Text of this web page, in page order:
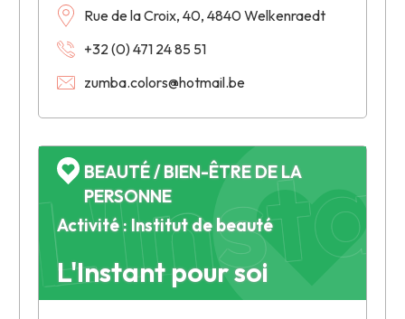
Rue de la Croix, 40, 4840 Welkenraedt
+32 (0) 471 24 85 51
zumba.colors@hotmail.be
L'Instant pour soi
BEAUTÉ / BIEN-ÊTRE DE LA
PERSONNE
Activité : Institut de beauté